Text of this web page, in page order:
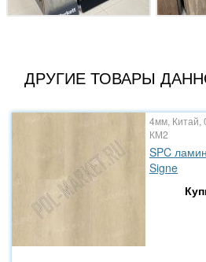
ДРУГИЕ ТОВАРЫ
4мм, Китай,
КМ2
SPC
Signe